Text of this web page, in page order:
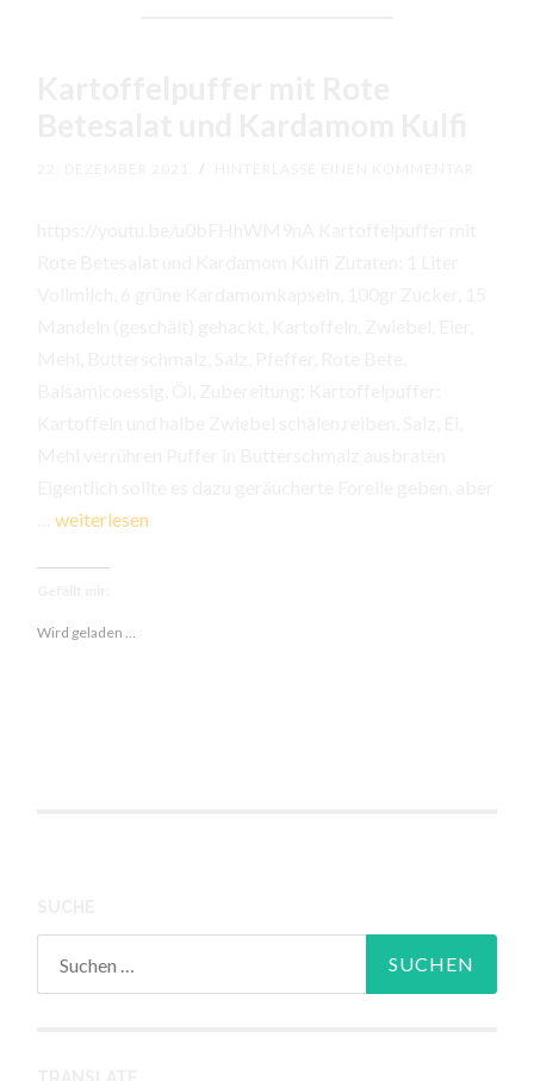
/
…Kartoffelpuffer
und
weiterlesen
Wird geladen …